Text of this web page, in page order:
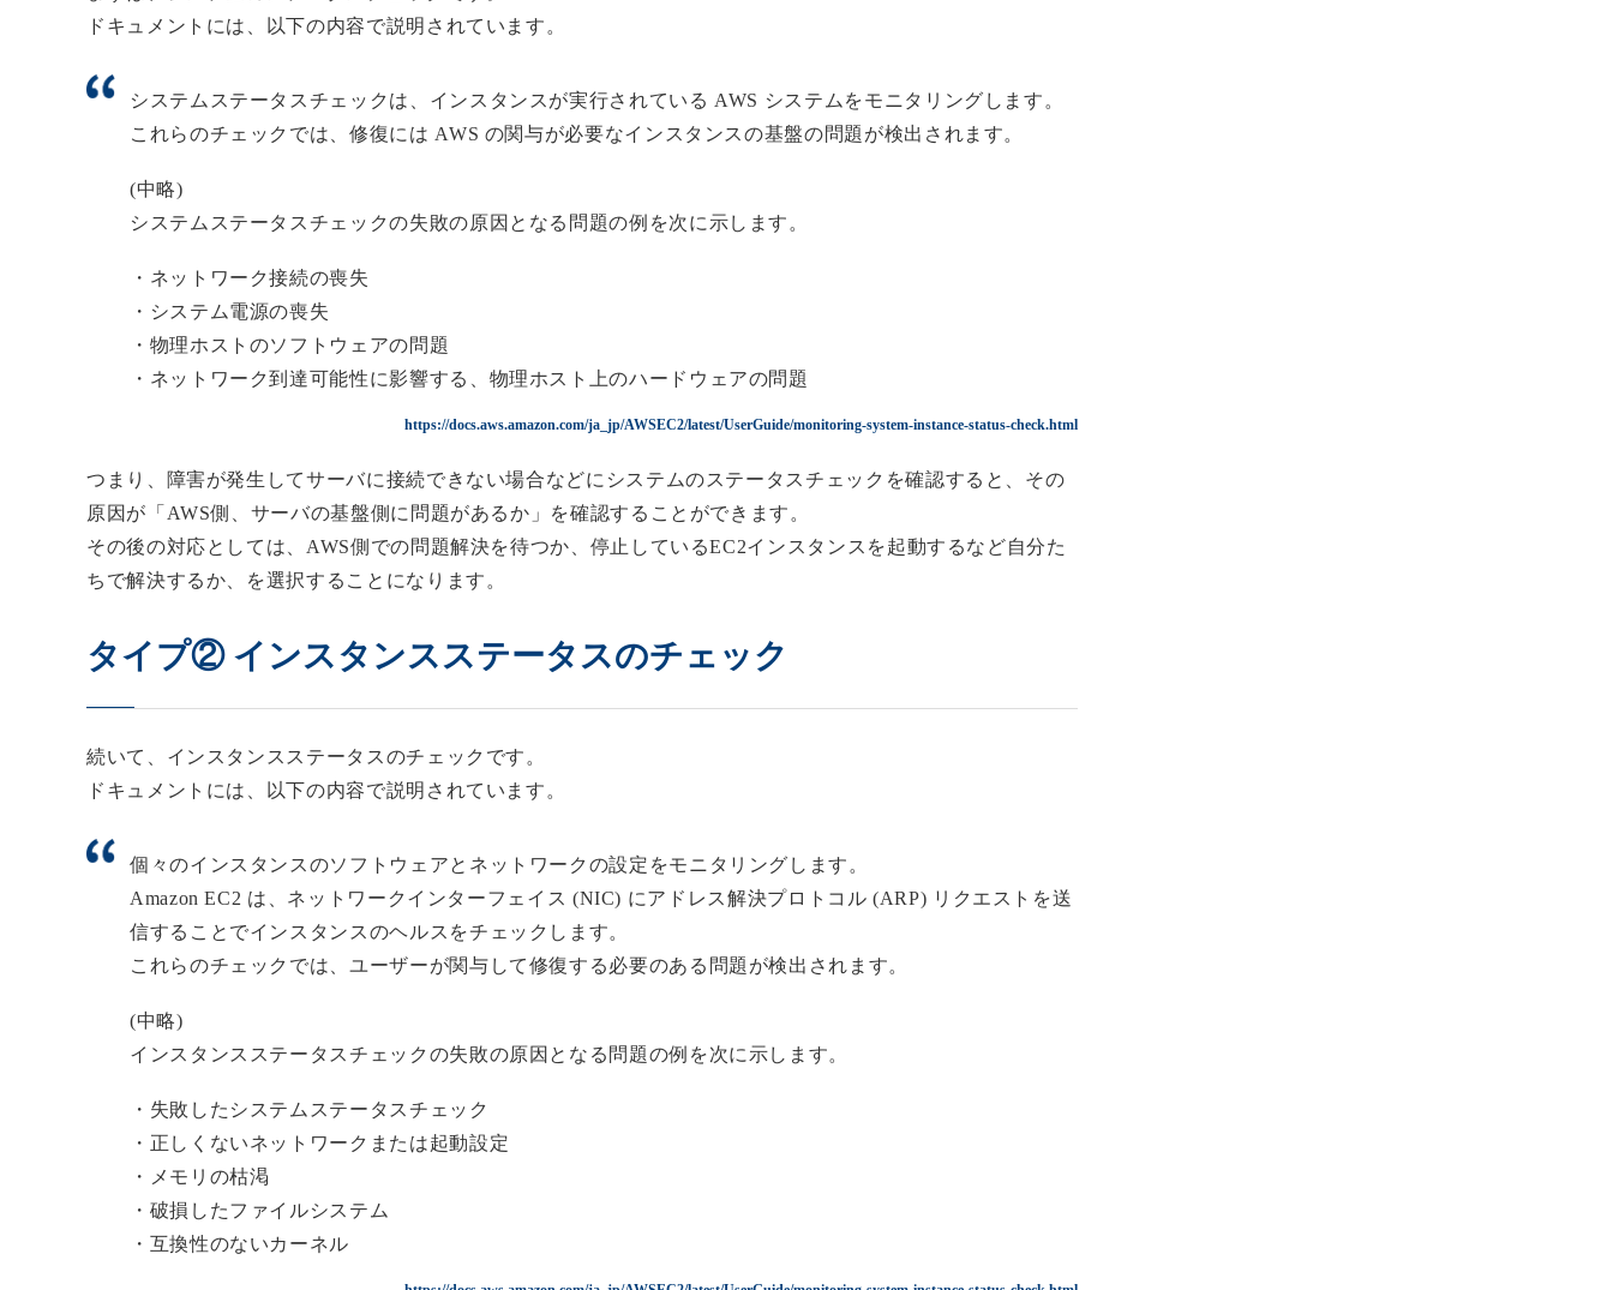
ドキュメントには、以下の内容で説明されています。
システムステータスチェックは、インスタンスが実行されている AWS システムをモニタリングします。
これらのチェックでは、修復には AWS の関与が必要なインスタンスの基盤の問題が検出されます。
(中略)
システムステータスチェックの失敗の原因となる問題の例を次に示します。
・ネットワーク接続の喪失
・システム電源の喪失
・物理ホストのソフトウェアの問題
・ネットワーク到達可能性に影響する、物理ホスト上のハードウェアの問題
https://docs.aws.amazon.com/ja_jp/AWSEC2/latest/UserGuide/monitoring-system-instance-status-check.html
つまり、障害が発生してサーバに接続できない場合などにシステムのステータスチェックを確認すると、その
原因が「AWS側、サーバの基盤側に問題があるか」を確認することができます。
その後の対応としては、AWS側での問題解決を待つか、停止しているEC2インスタンスを起動するなど自分た
ちで解決するか、を選択することになります。
タイプ② インスタンスステータスのチェック
続いて、インスタンスステータスのチェックです。
ドキュメントには、以下の内容で説明されています。
個々のインスタンスのソフトウェアとネットワークの設定をモニタリングします。
Amazon EC2 は、ネットワークインターフェイス (NIC) にアドレス解決プロトコル (ARP) リクエストを送
信することでインスタンスのヘルスをチェックします。
これらのチェックでは、ユーザーが関与して修復する必要のある問題が検出されます。
(中略)
インスタンスステータスチェックの失敗の原因となる問題の例を次に示します。
・失敗したシステムステータスチェック
・正しくないネットワークまたは起動設定
・メモリの枯渇
・破損したファイルシステム
・互換性のないカーネル